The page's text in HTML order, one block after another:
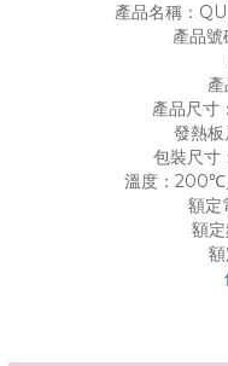
產品名稱：
產品
產品尺寸
發熱
包裝尺
溫度：
額定
額